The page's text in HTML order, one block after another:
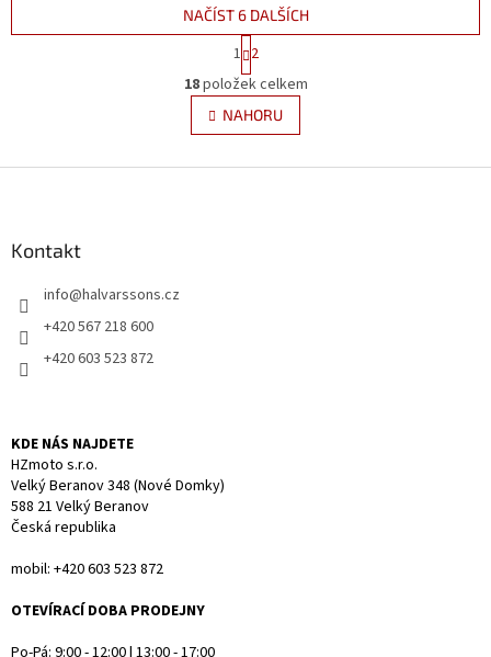
O
v
l
á
NAČÍST 6 DALŠÍCH
S
t
r
á
n
k
v
1 2
18položek celkem
NAHORU
Kontakt
info@halvarssons.cz
+420 567 218 600
+420 603 523 872
KDE NÁS NAJDETE
HZmoto s.r.o.
Velký Beranov 348 (Nové Domky)
588 21 Velký Beranov
Česká republika
mobil: +420 603 523 872
OTEVÍRACÍ DOBA PRODEJNY
Po-Pá: 9:00 - 12:00 | 13:00 - 17:00